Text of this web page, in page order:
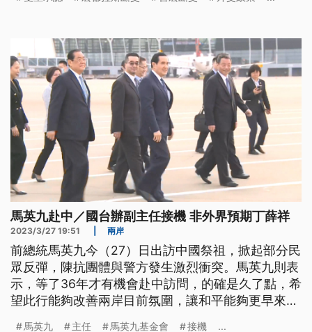
兩韓模式，建議政府可以嘗試直球對決，跟對岸把話
馬英九赴中／國台辦副主任接機 非外界預期丁薛祥
2023/3/27 19:51 兩岸
前總統馬英九今（27）日出訪中國祭祖，掀起部分民
眾反彈，陳抗團體與警方發生激烈衝突。馬英九則表
示，等了36年才有機會赴中訪問，的確是久了點，希
望此行能夠改善兩岸目前氛圍，讓和平能夠更早來
馬英九 主任 馬英九基金會 接機 ...